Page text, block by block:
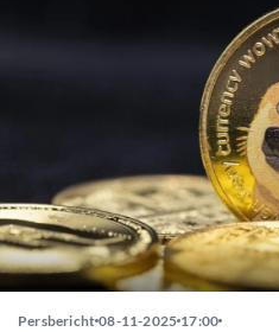
Persbericht 08-11-2025 17:00